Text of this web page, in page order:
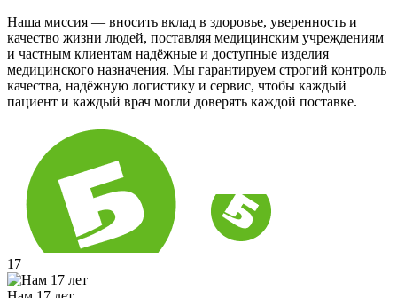
Наша миссия — вносить вклад в здоровье, уверенность и
качество жизни людей, поставляя медицинским учреждениям
и частным клиентам надёжные и доступные изделия
медицинского назначения. Мы гарантируем строгий контроль
качества, надёжную логистику и сервис, чтобы каждый
пациент и каждый врач могли доверять каждой поставке.
17